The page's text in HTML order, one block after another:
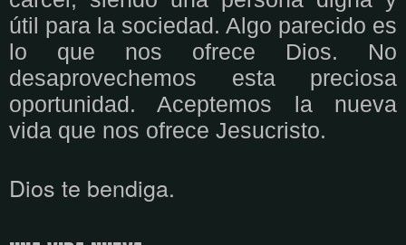
útil para la sociedad. Algo parecido es
lo que nos ofrece Dios. No
desaprovechemos esta preciosa
oportunidad. Aceptemos la nueva
vida que nos ofrece Jesucristo.
Dios te bendiga.